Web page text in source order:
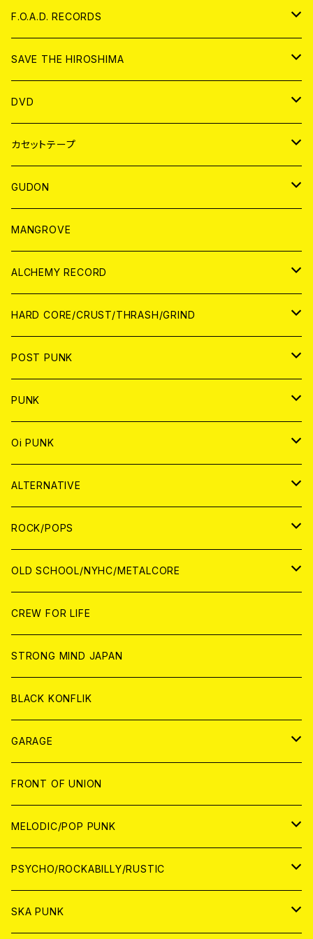
ANALOG
CD
ANALOG
F.O.A.D. RECORDS
CD
ANALOG
SAVE THE HIROSHIMA
アパレル
BADGE
DVD
JAPAN
WORLD
カセットテープ
JAPAN
WORLD
GUDON
アパレル
PATCH
アナログ
DIGITAL CONTENTS
MANGROVE
ALCHEMY RECORD
CD
ANALOG
HARD CORE/CRUST/THRASH/GRIND
JAPAN
CD
ANALOG
WORLD
CD
ANALOG
POST PUNK
CD
JAPAN
WORLD
ANALOG
JAPAN
WORLD
PUNK
JAPAN
CD
ANALOG
WORLD
CD
ANALOG
Oi PUNK
JAPAN
CD
ANALOG
WOLRD
CD
ANALOG
ALTERNATIVE
JAPAN
CD
ANALOG
WORLD
CD
ANALOG
ROCK/POPS
JAPAN
CD
ANALOG
WORLD
CD
ANALOG
OLD SCHOOL/NYHC/METALCORE
JAPAN
CD
ANALOG
WORLD
CD
ANALOG
CREW FOR LIFE
STRONG MIND JAPAN
BLACK KONFLIK
GARAGE
JAPAN
アナログ
CD
WORLD
アナログ
CD
FRONT OF UNION
MELODIC/POP PUNK
JAPAN
CD
WORLD
PSYCHO/ROCKABILLY/RUSTIC
JAPAN
SKA PUNK